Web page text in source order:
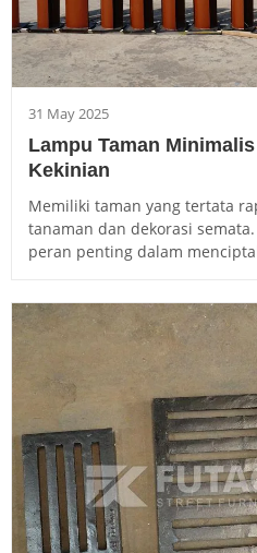
31 May 2025
Lampu Taman
Kekinian
Memiliki taman yang tertata
tanaman dan dekorasi
peran penting dalam